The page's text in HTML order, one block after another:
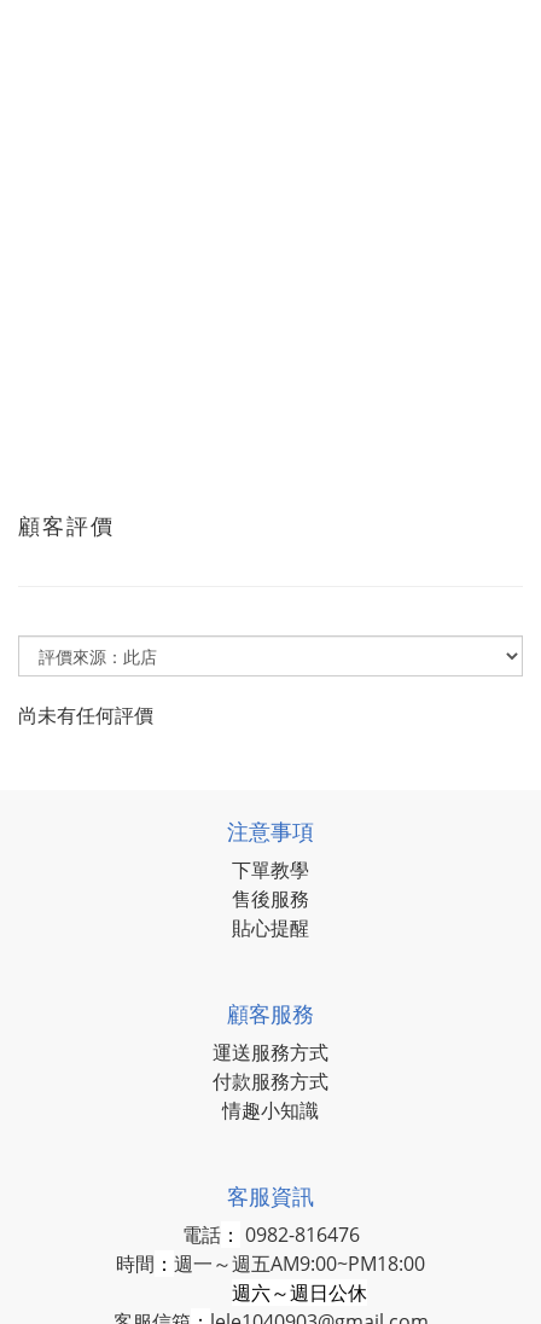
顧客評價
尚未有任何評價
注意事項
下單教學
售後服務
貼心提醒
顧客服務
運送服務方式
付款服務方式
情趣小知識
客服資訊
電話： 0982-816476
時間 ： 週一～週五AM9:00~PM18:00
週六～週日公休